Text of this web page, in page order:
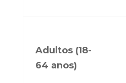
Adultos (18-
64 anos)